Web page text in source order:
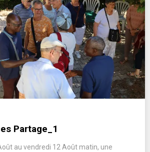
Partage_1
au vendredi 12 Août matin, une